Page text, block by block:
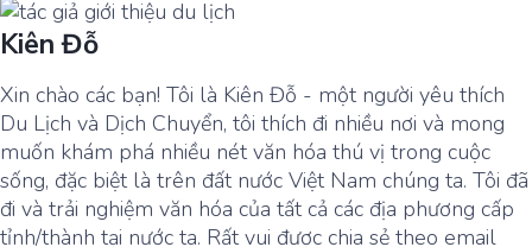
Kiên Đỗ
Xin chào các bạn! Tôi là Kiên Đỗ - một người yêu thích
Du Lịch và Dịch Chuyển, tôi thích đi nhiều nơi và mong
muốn khám phá nhiều nét văn hóa thú vị trong cuộc
sống, đặc biệt là trên đất nước Việt Nam chúng ta. Tôi đã
đi và trải nghiệm văn hóa của tất cả các địa phương cấp
tỉnh/thành tại nước ta. Rất vui được chia sẻ theo email